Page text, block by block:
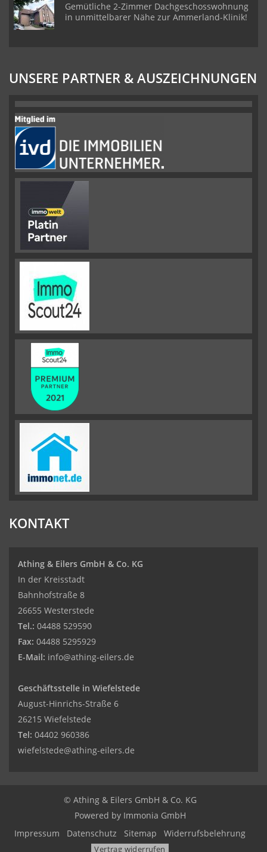
Gemütliche 2-Zimmer Dachgeschosswohnung
in unmittelbarer Nähe zur Ammerland-Klinik!
UNSERE PARTNER & AUSZEICHNUNGEN
KONTAKT
Athing & Eilers GmbH & Co. KG
In der Kreisstadt
Bahnhofstraße 8
26655 Westerstede
Tel.: 04488 529590
Fax: 04488 5295929
E-Mail: info@athing-eilers.de
Geschäftsstelle in Wiefelstede
August-Hinrichs-Straße 6
26215 Wiefelstede
Tel: 04402 960386
wiefelstede@athing-eilers.de
© Athing & Eilers GmbH & Co. KG
Powered by Immonia GmbH
Impressum
Datenschutz Sitemap Widerrufsbelehrung
Vertrag widerrufen